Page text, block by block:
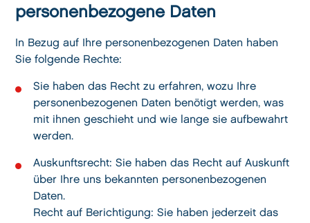
personenbezogene Daten
In Bezug auf Ihre personenbezogenen Daten haben
Sie folgende Rechte:
Sie haben das Recht zu erfahren, wozu Ihre
personenbezogenen Daten benötigt werden, was
mit ihnen geschieht und wie lange sie aufbewahrt
werden.
Auskunftsrecht: Sie haben das Recht auf Auskunft
über Ihre uns bekannten personenbezogenen
Daten.
Recht auf Berichtigung: Sie haben jederzeit das